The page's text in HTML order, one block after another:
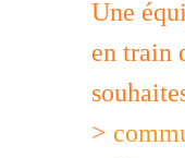
Une
en train
>